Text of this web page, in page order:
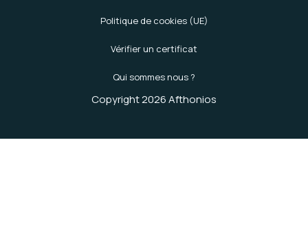
Copyright 2026 Afthonios
Politique de cookies (UE)
Vérifier un certificat
Qui sommes nous ?